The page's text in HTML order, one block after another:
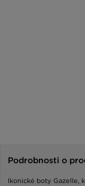
Podrobnosti o
Ikonické boty Gazelle,